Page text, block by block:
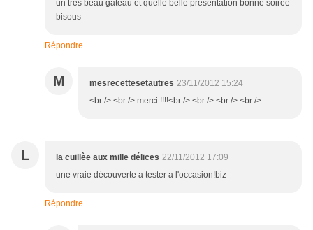
un tres beau gateau et quelle belle présentation bonne soirée
bisous
Répondre
M mesrecettesetautres 23/11/2012 15:24
<br /> <br /> merci !!!!<br /> <br /> <br /> <br />
L la cuillèe aux mille délices 22/11/2012 17:09
une vraie découverte a tester a l'occasion!biz
Répondre